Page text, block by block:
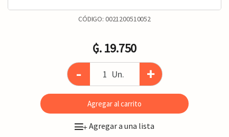
CÓDIGO: 0021200510052
₲. 19.750
- Un. +
Agregar al carrito
+Agregar a una lista